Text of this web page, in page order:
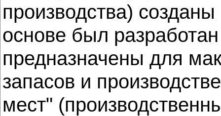
производства)
основе был
предназначены для
запасов и
мест"